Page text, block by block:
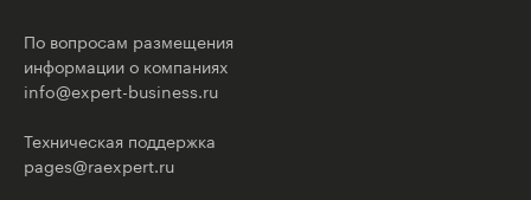
По вопросам размещения
информации о компаниях
info@expert-business.ru
Техническая поддержка
pages@raexpert.ru